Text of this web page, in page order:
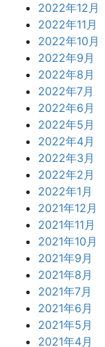
2022年12月
2022年11月
2022年10月
2022年9月
2022年8月
2022年7月
2022年6月
2022年5月
2022年4月
2022年3月
2022年2月
2022年1月
2021年12月
2021年11月
2021年10月
2021年9月
2021年8月
2021年7月
2021年6月
2021年5月
2021年4月